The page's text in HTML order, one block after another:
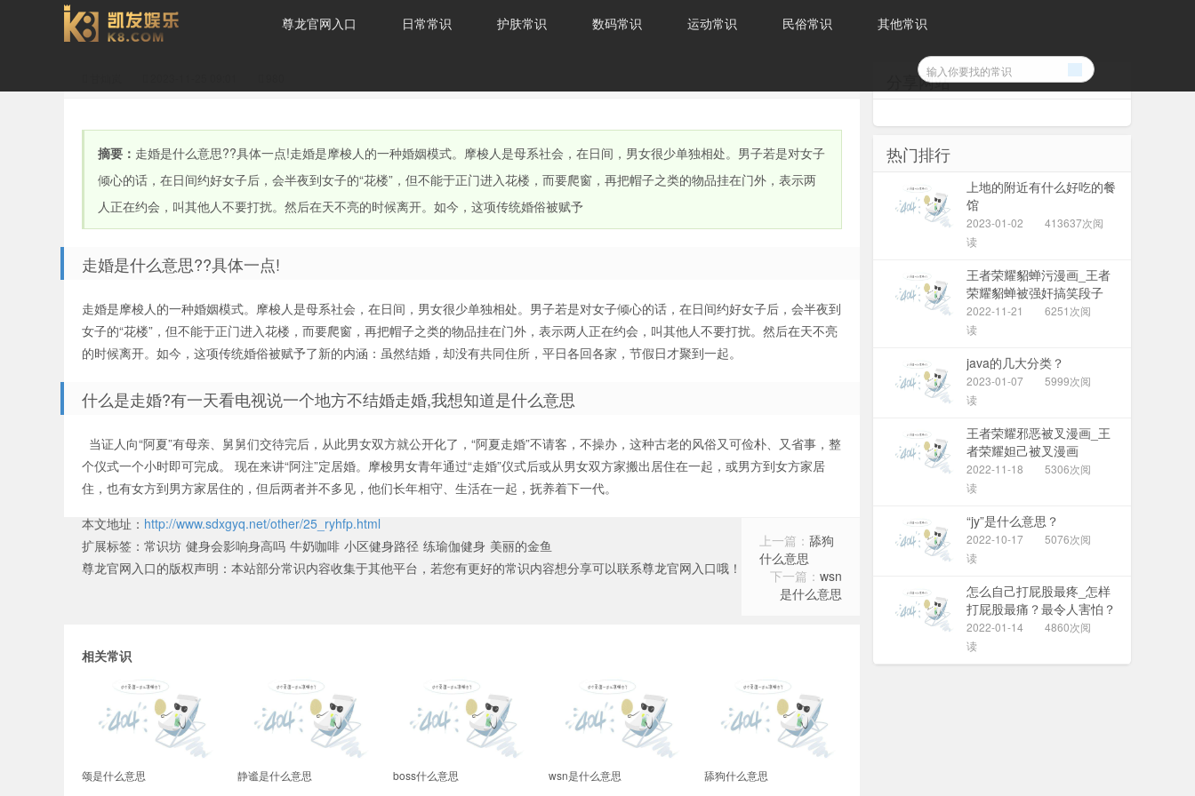
走婚是什么意思-尊龙官
网入口
尊龙官网入口 日常常识 护肤常识 数码常识 运动常识 民俗常识 其他常识
摘要： 走婚是什么意思??具体一点!走婚是摩梭人的一种婚姻模式。摩梭人是母系社会，在日间，男女很少单独相处。男子若是对女子
倾心的话，在日间约好女子后，会半夜到女子的“花楼”，但不能于正门进入花楼，而要爬窗，再把帽子之类的物品挂在门外，表示两
人正在约会，叫其他人不要打扰。然后在天不亮的时候离开。如今，这项传统婚俗被赋予
走婚是什么意思??具体一点!
走婚是摩梭人的一种婚姻模式。摩梭人是母系社会，在日间，男女很少单独相处。男子若是对女子倾心的话，在日间约好女子后，会半夜到
女子的“花楼”，但不能于正门进入花楼，而要爬窗，再把帽子之类的物品挂在门外，表示两人正在约会，叫其他人不要打扰。然后在天不亮
的时候离开。如今，这项传统婚俗被赋予了新的内涵：虽然结婚，却没有共同住所，平日各回各家，节假日才聚到一起。
什么是走婚?有一天看电视说一个地方不结婚走婚,我想知道是什么意思
当证人向“阿夏”有母亲、舅舅们交待完后，从此男女双方就公开化了，“阿夏走婚”不请客，不操办，这种古老的风俗又可俭朴、又省事，整
个仪式一个小时即可完成。 现在来讲“阿注”定居婚。摩梭男女青年通过“走婚”仪式后或从男女双方家搬出居住在一起，或男方到女方家居
住，也有女方到男方家居住的，但后两者并不多见，他们长年相守、生活在一起，抚养着下一代。
本文地址： http://www.sdxgyq.net/other/25_ryhfp.html
扩展标签： 常识坊 健身会影响身高吗 牛奶咖啡 小区健身路径 练瑜伽健身 美丽的金鱼
尊龙官网入口的版权声明： 本站部分常识内容收集于其他平台，若您有更好的常识内容想分享可以联系尊龙官网入口哦！
上一篇： 舔狗
什么意思
下一篇： wsn
是什么意思
相关常识
颂是什么意思 静谧是什么意思 boss什么意思 wsn是什么意思 舔狗什么意思
分享网站
热门排行
上地的附近有什么好吃的餐
馆
2023-01-02
413637次阅
读
王者荣耀貂蝉污漫画_王者
荣耀貂蝉被强奸搞笑段子
2022-11-21
6251次阅
读
java的几大分类？
2023-01-07
5999次阅
读
王者荣耀邪恶被叉漫画_王
者荣耀妲己被叉漫画
2022-11-18
5306次阅
读
“jy”是什么意思？
2022-10-17
5076次阅
读
怎么自己打屁股最疼_怎样
打屁股最痛？最令人害怕？
（求自虐）
2022-01-14
4860次阅
读